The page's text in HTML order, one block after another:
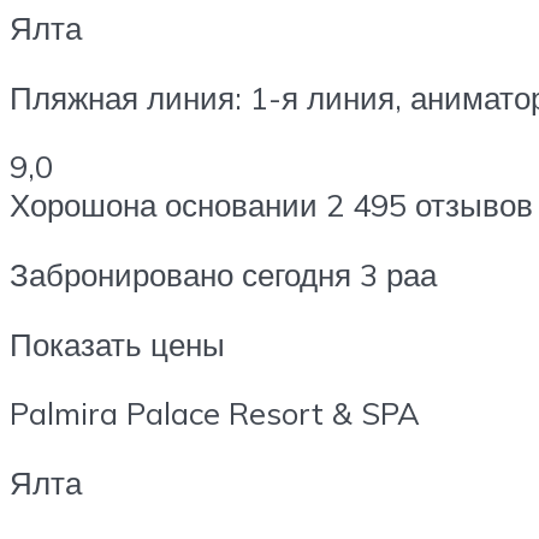
Ялта
Пляжная линия: 1-я линия,
9,0
Хорошона основании 2 495 отзывов
Забронировано сегодня 3 раа
Показать цены
Palmira Palace Resort & SPA
Ялта